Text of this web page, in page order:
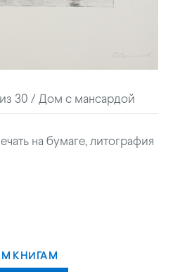
30 / Дом с мансардой
на бумаге, литография
КНИГАМ